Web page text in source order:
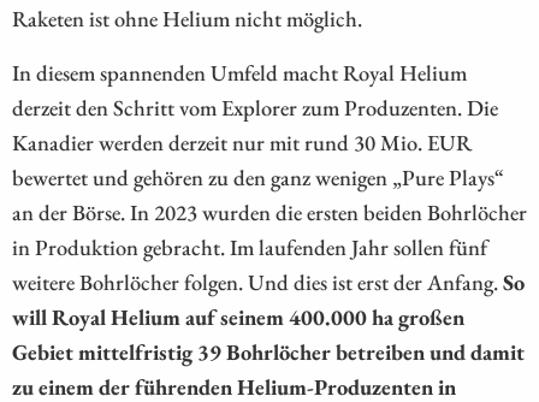
Raketen ist ohne Helium nicht möglich.
In diesem spannenden Umfeld macht Royal Helium
derzeit den Schritt vom Explorer zum Produzenten. Die
Kanadier werden derzeit nur mit rund 30 Mio. EUR
bewertet und gehören zu den ganz wenigen „Pure Plays“
an der Börse. In 2023 wurden die ersten beiden Bohrlöcher
in Produktion gebracht. Im laufenden Jahr sollen fünf
weitere Bohrlöcher folgen. Und dies ist erst der Anfang.So
will Royal Helium auf seinem 400.000 ha großen
Gebiet mittelfristig 39 Bohrlöcher betreiben und damit
zu einem der führenden Helium-Produzenten in